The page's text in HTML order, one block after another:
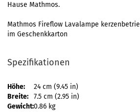
Hause Mathmos.
Mathmos Fireflow Lavalampe
im Geschenkkarton
Spezifikationen
Höhe:
24 cm (9.45 in)
Breite:
7.5 cm (2.95 in)
Gewicht:0.86 kg